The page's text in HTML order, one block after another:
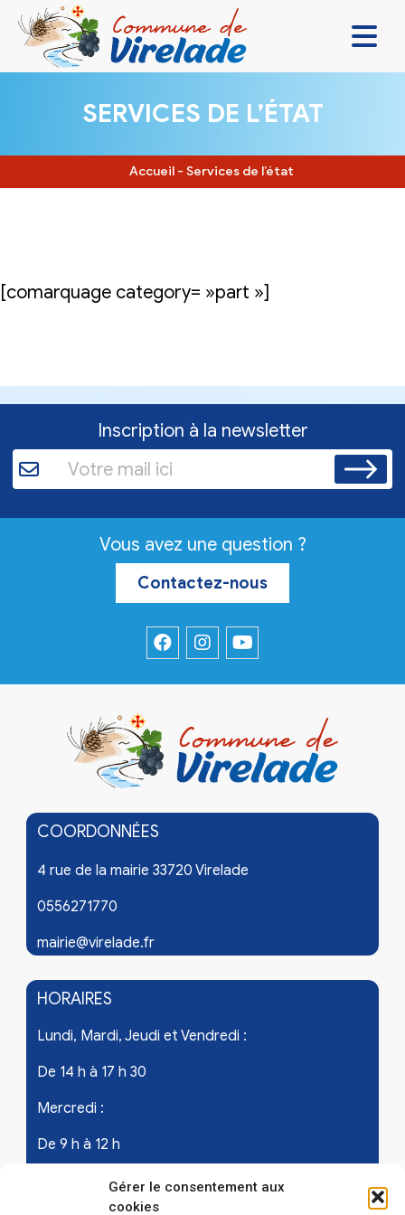
Gérer le consentement aux
cookies
VIVRE ENSEMBLE
SE DIVERTIR
SERVICES DE L’ÉTAT
Accueil - Services de l’état
[comarquage category= »part »]
Inscription à la newsletter
Vous avez une question ?
Contactez-nous
COORDONNÉES
4 rue de la mairie 33720 Virelade
0556271770
mairie@virelade.fr
HORAIRES
Lundi, Mardi, Jeudi et Vendredi :
De 14 h à 17 h 30
Mercredi :
De 9 h à 12 h
Samedi - les 1er et 3ème de chaque mois :